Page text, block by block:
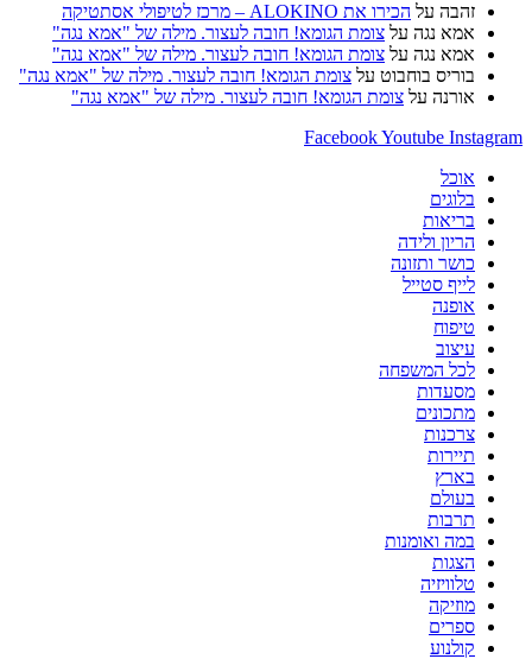
זהבהעלהכירו את ALOKINO – מרכז לטיפולי אסתטיקה
אמא נגהעל צומת הגומא! חובה לעצור. מילה של "אמא נגה"
אמא נגהעל צומת הגומא! חובה לעצור. מילה של "אמא נגה"
בוריס בוחבוט עלצומת הגומא! חובה לעצור. מילה של "אמא נגה"
אורנה
עלצומת הגומא! חובה לעצור. מילה של "אמא נגה"
FacebookYoutube
אוכל
בלוגים
בריאות
הריון ולידה
כושר ותזונה
לייף סטייל
אופנה
טיפוח
עיצוב
לכל המשפחה
מסעדות
מתכונים
צרכנות
תיירות
בארץ
בעולם
תרבות
במה ואומנות
הצגות
טלוויזיה
מוזיקה
ספרים
קולנוע